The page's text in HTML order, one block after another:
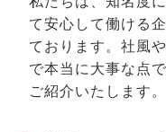
て安心して働ける
ております。社風
で本当に大事な点
ご紹介いたします。